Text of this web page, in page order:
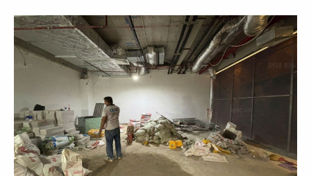
THIẾT KẾ, THI CÔNG NHÀ HÀNG NHẬT
GENJI IZAKAYA - NAUY